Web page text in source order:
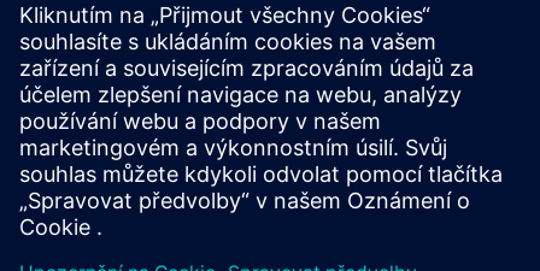
1PH3 Pro má několik mezinárodních certifikací:
CE/EAC/UKCA/UL, aby vyhověl předpisům, zvýšil
konkurenceschopnost trhu a rozšířil globální
podnikání.